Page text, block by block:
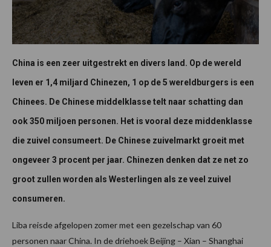
China is een zeer uitgestrekt en divers land. Op de wereld
leven er 1,4 miljard Chinezen, 1 op de 5 wereldburgers is een
Chinees. De Chinese middelklasse telt naar schatting dan
ook 350 miljoen personen. Het is vooral deze middenklasse
die zuivel consumeert. De Chinese zuivelmarkt groeit met
ongeveer 3 procent per jaar. Chinezen denken dat ze net zo
groot zullen worden als Westerlingen als ze veel zuivel
consumeren.
Liba reisde afgelopen zomer met een gezelschap van 60
personen naar China. In de driehoek Beijing – Xian – Shanghai